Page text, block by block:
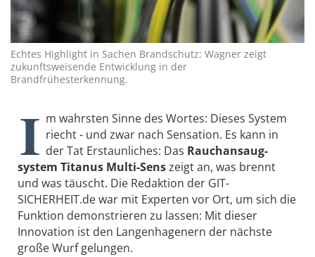
Echtes Highlight in Sachen Brandschutz: Wagner zeigt
zukunftsweisende Entwicklung in der
Brandfrühesterkennung.
I m wahrsten Sinne des Wortes: Dieses System
riecht - und zwar nach Sensation. Es kann in
der Tat Erstaunliches: Das Rauchansaug­
system Titanus Multi-Senszeigt an, was brennt
und was täuscht. Die Redaktion der GIT-
SICHERHEIT.de war mit Experten vor Ort, um sich die
Funktion demonstrieren zu lassen: Mit dieser
Innovation ist den Langenhagenern der nächste
große Wurf ­gelungen.